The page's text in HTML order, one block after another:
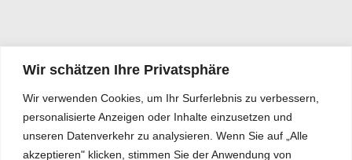
Wir schätzen Ihre Privatsphäre
Wir verwenden Cookies, um Ihr Surferlebnis zu verbessern,
personalisierte Anzeigen oder Inhalte einzusetzen und
unseren Datenverkehr zu analysieren. Wenn Sie auf „Alle
akzeptieren" klicken, stimmen Sie der Anwendung von